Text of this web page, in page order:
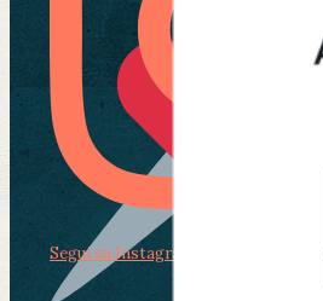
Segui su Instagram